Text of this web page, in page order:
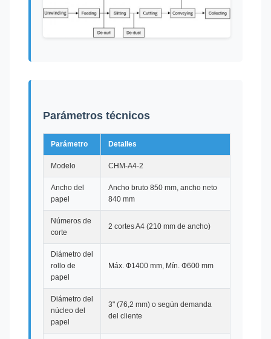
Parámetros técnicos
Parámetro Detalles
Modelo CHM-A4-2
Ancho del
papel
Ancho bruto 850 mm, ancho neto
840 mm
Números de
corte
2 cortes A4 (210 mm de ancho)
Diámetro del
rollo de
papel
Máx. Ф1400 mm, Mín. Ф600 mm
Diámetro del
núcleo del
papel
3" (76,2 mm) o según demanda
del cliente